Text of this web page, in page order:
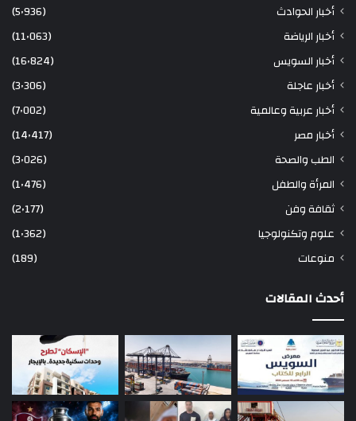
أخبار الحوادث
(5٬936)
أخبار الرياضة
(11٬063)
أخبار السويس
(16٬824)
أخبار عاجلة
(3٬306)
أخبار عربية وعالمية
(7٬002)
أخبار مصر
(14٬417)
الطب والصحة
(3٬026)
المرأة والطفل
(1٬476)
ثقافة وفن
(2٬177)
علوم وتكنولوجيا
(1٬362)
منوعات
(189)
أحدث المقالات